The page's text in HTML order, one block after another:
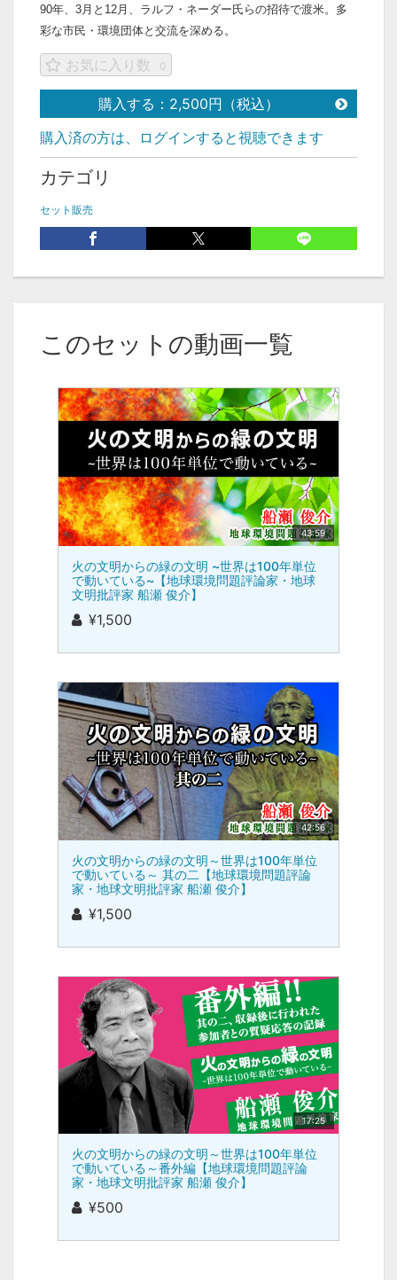
90年、3月と12月、ラルフ・ネーダー氏らの招待で渡米。多
彩な市民・環境団体と交流を深める。
お気に入り数 0
購入する：2,500円（税込）
購入済の方は、ログインすると視聴できます
カテゴリ
セット販売
このセットの動画一覧
43:59
火の文明からの緑の文明 ~世界は100年単位
で動いている~【地球環境問題評論家・地球
文明批評家 船瀬 俊介】
¥1,500
42:56
火の文明からの緑の文明～世界は100年単位
で動いている～ 其の二【地球環境問題評論
家・地球文明批評家 船瀬 俊介】
¥1,500
17:25
火の文明からの緑の文明～世界は100年単位
で動いている～番外編【地球環境問題評論
家・地球文明批評家 船瀬 俊介】
¥500